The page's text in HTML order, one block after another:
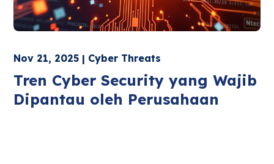
Nov 21, 2025 | Cyber Threats
Tren Cyber Security yang Wajib
Dipantau oleh Perusahaan